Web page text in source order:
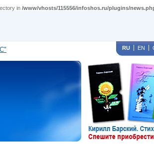
in /www/vhosts/115556/infoshos.ru/plugins/
RU EN